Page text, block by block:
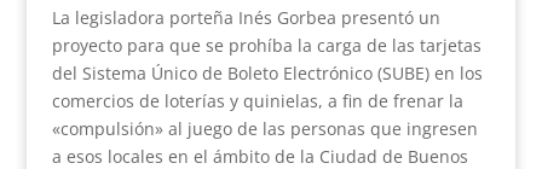
La legisladora porteña Inés Gorbea presentó un
proyecto para que se prohíba la carga de las tarjetas
del Sistema Único de Boleto Electrónico (SUBE) en los
comercios de loterías y quinielas, a fin de frenar la
«compulsión» al juego de las personas que ingresen
a esos locales en el ámbito de la Ciudad de Buenos